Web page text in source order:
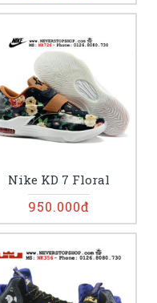
Nike KD 7 Floral
950.000đ